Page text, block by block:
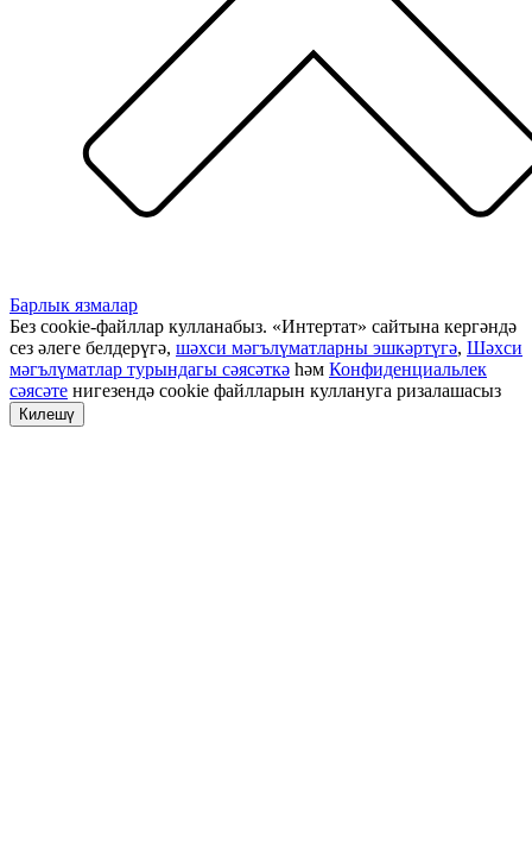
Барлык язмалар
Без cookie-файллар кулланабыз. «Интертат» сайтына кергәндә
сез әлеге белдерүгә, шәхси мәгълүматларны эшкәртүгә, Шәхси
мәгълүматлар турындагы сәясәткә һәм Конфиденциальлек
сәясәте нигезендә cookie файлларын куллануга ризалашасыз
Килешү